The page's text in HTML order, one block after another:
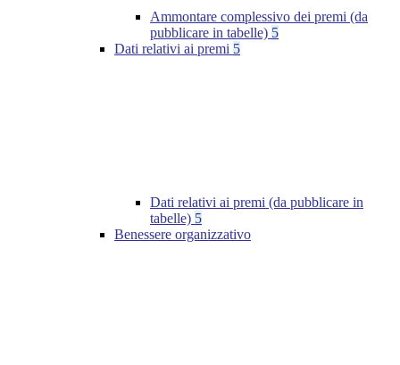
Ammontare complessivo dei premi (da
pubblicare in tabelle) 5
Dati relativi ai premi 5
Dati relativi ai premi (da pubblicare in
tabelle) 5
Benessere organizzativo